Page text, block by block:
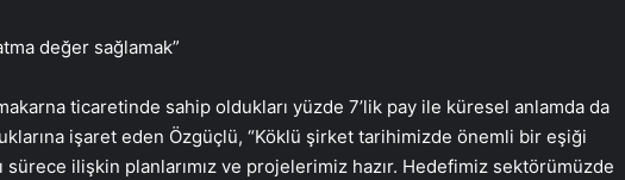
değer sağlamak”
ticaretinde sahip oldukları yüzde 7’lik pay ile küresel anlamda da
işaret eden Özgüçlü, “Köklü şirket tarihimizde önemli bir eşiği
sürece ilişkin planlarımız ve projelerimiz hazır. Hedefimiz sektörümüzde